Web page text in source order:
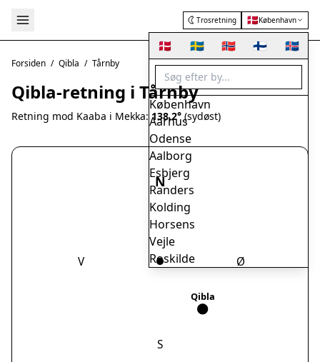
Trosretning 🇩🇰København
🇩🇰 🇸🇪 🇳🇴 🇫🇮 🇮🇸
København
Aarhus
Odense
Aalborg
Esbjerg
Randers
Kolding
Horsens
Vejle
Roskilde
Helsingør
Hørsholm
Næstved
Forsiden / Qibla / Tårnby
Qibla-retning i Tårnby
Retning mod Kaaba i Mekka: 138.2°(sydøst)
N
Ø
S
V
Qibla